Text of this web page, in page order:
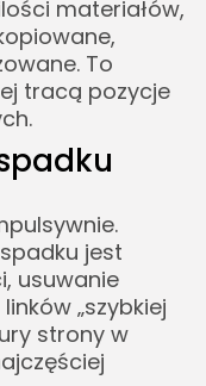
materiałów,
To
tracą pozycje
jest
usuwanie
„szybkiej
strony w